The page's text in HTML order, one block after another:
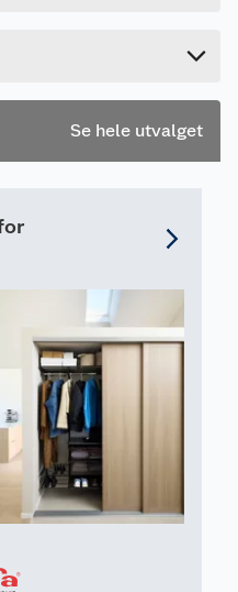
noen omtale ennå.
Se hele utvalget